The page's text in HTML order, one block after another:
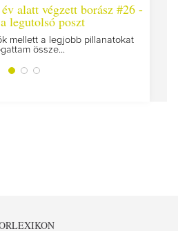
alatt végzett borász #26 -
legutolsó poszt
mellett a legjobb pillanatokat
össze...